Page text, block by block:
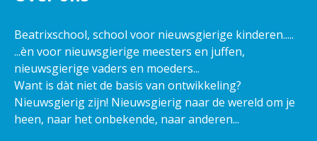
Beatrixschool, school voor nieuwsgierige kinderen.....
...èn voor nieuwsgierige meesters en juffen,
nieuwsgierige vaders en moeders...
Want is dàt niet de basis van ontwikkeling?
Nieuwsgierig zijn! Nieuwsgierig naar de wereld om je
heen, naar het onbekende, naar anderen...